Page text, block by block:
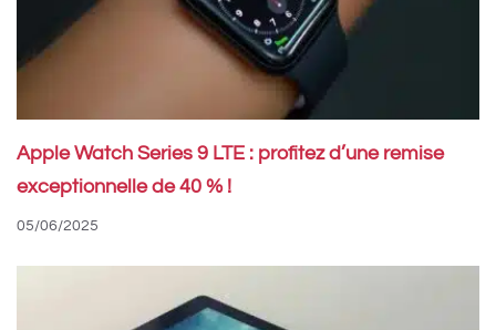
Apple Watch Series 9 LTE : profitez d’une remise
exceptionnelle de 40 % !
05/06/2025